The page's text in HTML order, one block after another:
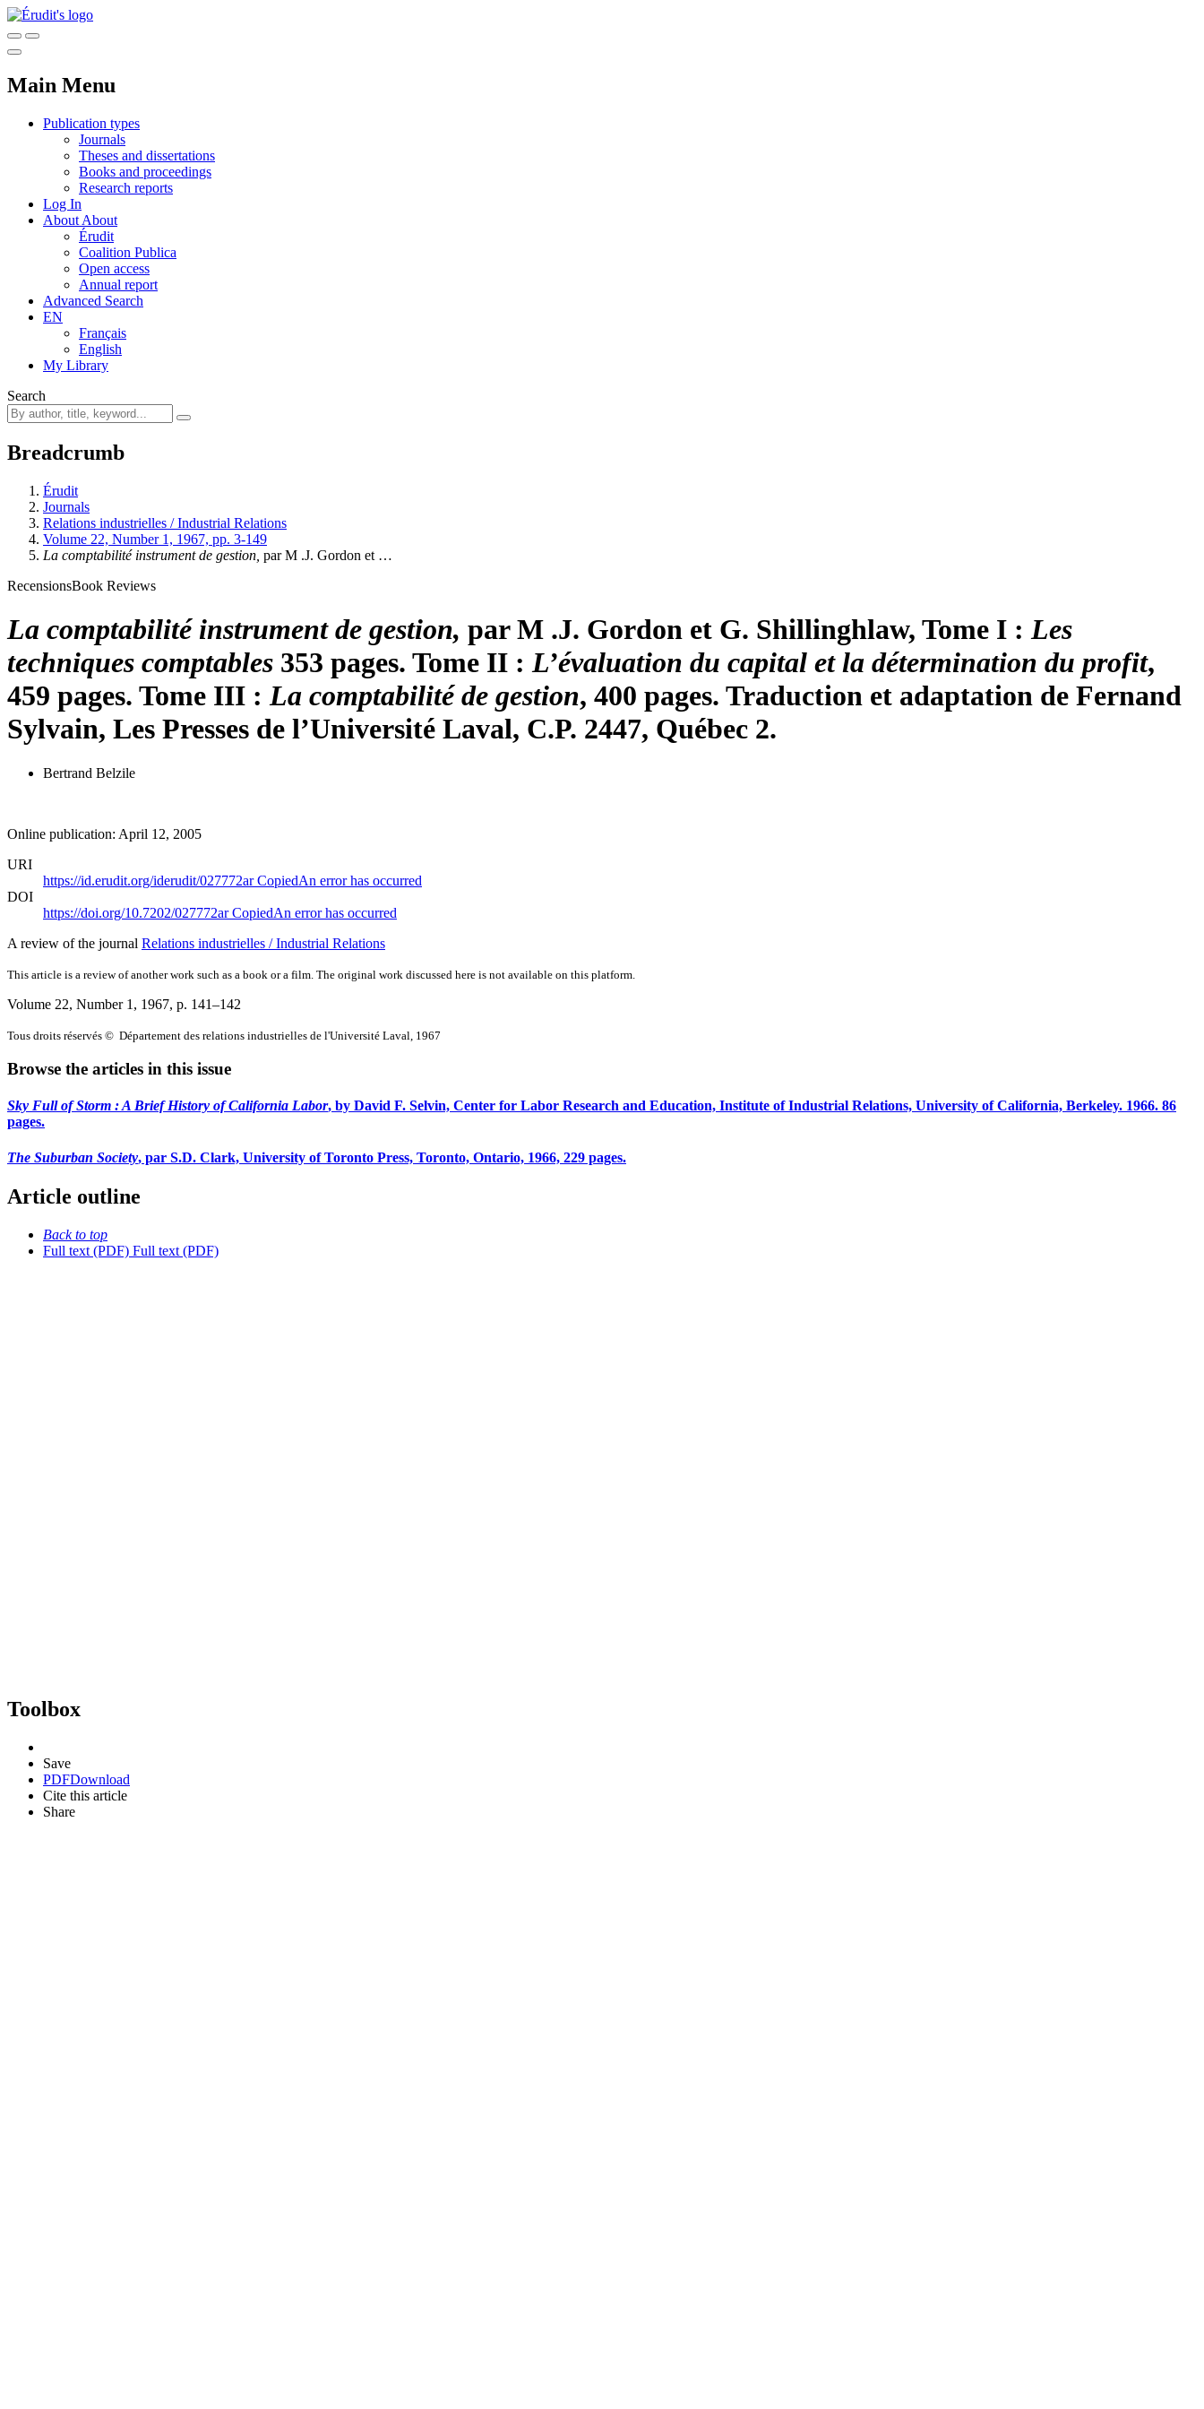
Main Menu
Publication types
Journals
Theses and dissertations
Books and proceedings
Research reports
Log In
About About
Érudit
Coalition Publica
Open access
Annual report
Advanced Search
EN
Français
English
My Library
Search
Breadcrumb
Érudit
Journals
Relations industrielles / Industrial Relations
Volume 22, Number 1, 1967, pp. 3-149
La comptabilité instrument de gestion, par M .J. Gordon et …
RecensionsBook Reviews
La comptabilité instrument de gestion, par M .J. Gordon et G. Shillinghlaw, Tome I : Les
techniques comptables 353 pages. Tome II : L’évaluation du capital et la détermination du profit,
459 pages. Tome III : La comptabilité de gestion, 400 pages. Traduction et adaptation de Fernand
Sylvain, Les Presses de l’Université Laval, C.P. 2447, Québec 2.
Bertrand Belzile
Online publication: April 12, 2005
URI
https://id.erudit.org/iderudit/027772arCopiedAn error has occurred
DOI
https://doi.org/10.7202/027772arCopiedAn error has occurred
A review of the journal Relations industrielles / Industrial Relations
This article is a review of another work such as a book or a film. The original work discussed here is not available on this platform.
Volume 22, Number 1, 1967, p. 141–142
Tous droits réservés © Département des relations industrielles de l'Université Laval, 1967
Browse the articles in this issue
Sky Full of Storm : A Brief History of California Labor, by David F. Selvin, Center for Labor Research and Education, Institute of Industrial Relations, University of California, Berkeley. 1966. 86
pages.
The Suburban Society, par S.D. Clark, University of Toronto Press, Toronto, Ontario, 1966, 229 pages.
Article outline
Back to top
Full text (PDF) Full text (PDF)
Toolbox
Save
PDFDownload
Cite this article
Share